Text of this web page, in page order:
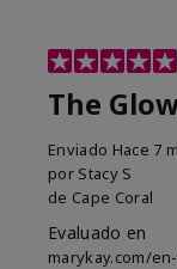
The
Enviado Hace 7
por Stacy S
de Cape Coral
Evaluado en
marykay.com/